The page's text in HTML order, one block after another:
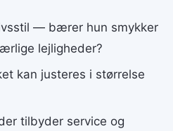
— bærer hun smykker
lejligheder?
kan justeres i størrelse
tilbyder service og